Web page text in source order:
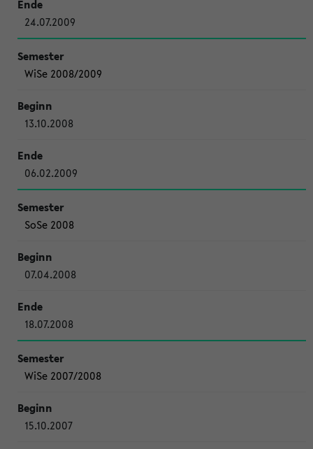
24.07.2009
WiSe 2008/2009
13.10.2008
06.02.2009
SoSe 2008
07.04.2008
18.07.2008
WiSe 2007/2008
15.10.2007